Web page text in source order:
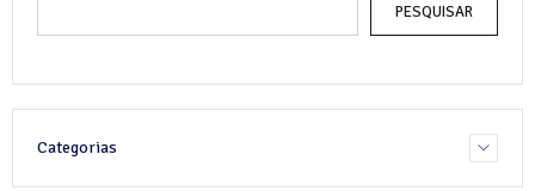
PESQUISAR
Categorias